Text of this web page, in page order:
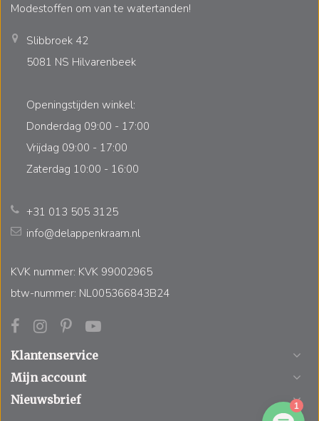
Modestoffen om van te watertanden!
Slibbroek 42
5081 NS Hilvarenbeek
Openingstijden winkel:
Donderdag 09:00 - 17:00
Vrijdag 09:00 - 17:00
Zaterdag 10:00 - 16:00
+31 013 505 3125
info@delappenkraam.nl
KVK nummer: KVK 99002965
btw-nummer: NL005366843B24
Klantenservice
Mijn account
Nieuwsbrief